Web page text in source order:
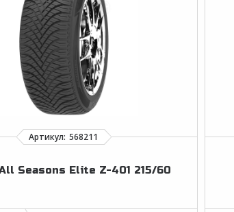
Seasons Elite Z-401 215/60